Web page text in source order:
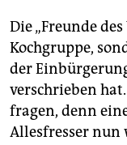
fragen & hilfe
unterstützen
abo
genossenschaft
Die „Freunde
Kochgruppe,
der
verschrieben
fragen, denn
Allesfresser